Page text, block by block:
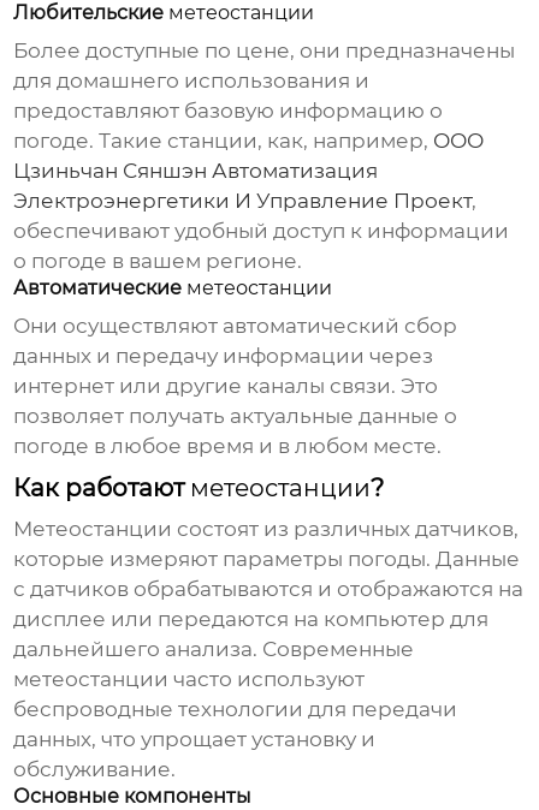
Любительские метеостанции
Более доступные по цене, они предназначены
для домашнего использования и
предоставляют базовую информацию о
погоде. Такие станции, как, например, ООО
Цзиньчан Сяншэн Автоматизация
Электроэнергетики И Управление Проект,
обеспечивают удобный доступ к информации
о погоде в вашем регионе.
Автоматические метеостанции
Они осуществляют автоматический сбор
данных и передачу информации через
интернет или другие каналы связи. Это
позволяет получать актуальные данные о
погоде в любое время и в любом месте.
Как работают метеостанции?
Метеостанции состоят из различных датчиков,
которые измеряют параметры погоды. Данные
с датчиков обрабатываются и отображаются на
дисплее или передаются на компьютер для
дальнейшего анализа. Современные
метеостанции часто используют
беспроводные технологии для передачи
данных, что упрощает установку и
обслуживание.
Основные компоненты